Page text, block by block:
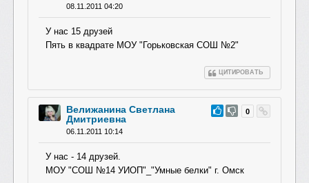
08.11.2011 04:20
У нас 15 друзей
Пять в квадрате МОУ "Горьковская СОШ №2"
ЦИТИРОВАТЬ
#71 0
Велижанина Светлана
Дмитриевна
06.11.2011 10:14
У нас - 14 друзей.
МОУ "СОШ №14 УИОП"_"Умные белки" г. Омск